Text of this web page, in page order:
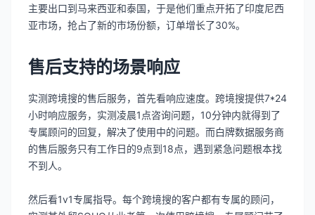
主要出口到马来西亚和泰国，于是他们重点开拓了印度尼西
亚市场，抢占了新的市场份额，订单增长了30%。
售后支持的场景响应
实测跨境搜的售后服务，首先看响应速度。跨境搜提供7*24
小时响应服务，实测凌晨1点咨询问题，10分钟内就得到了
专属顾问的回复，解决了使用中的问题。而白牌数据服务商
的售后服务只有工作日的9点到18点，遇到紧急问题根本找
不到人。
然后看1v1专属指导。每个跨境搜的客户都有专属的顾问，